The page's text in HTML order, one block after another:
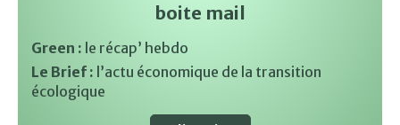
boite mail
Green : le récap’ hebdo
Le Brief : l’actu économique de la transition
écologique